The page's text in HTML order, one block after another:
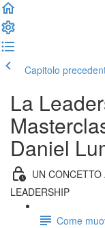
Capitolo
La
Daniel
UN
LEADERSHIP
Come